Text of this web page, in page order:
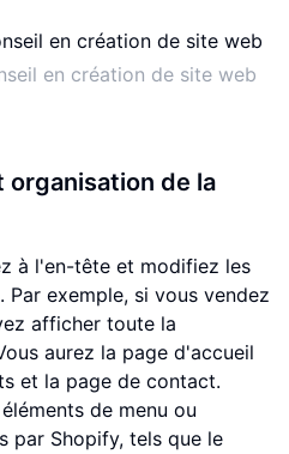
en création de site web
organisation de la
à l'en-tête et modifiez les
exemple, si vous vendez
afficher toute la
aurez la page d'accueil
et la page de contact.
de menu ou
par Shopify, tels que le